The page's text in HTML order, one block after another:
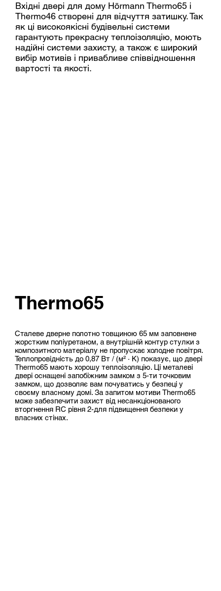
Вхідні двері для дому Hörmann Thermo65 і
Thermo46 створені для відчуття затишку. Так
як ці високоякісні будівельні системи
гарантують прекрасну теплоізоляцію, моють
надійні системи захисту, а також є широкий
вибір мотивів і привабливе співвідношення
вартості та якості.
Thermo65
Сталеве дверне полотно товщиною 65 мм заповнене
жорстким поліуретаном, а внутрішній контур стулки з
композитного матеріалу не пропускає холодне повітря.
Теплопровідність до 0,87 Вт / (м² · К) показує, що двері
Thermo65 мають хорошу теплоізоляцію. Ці металеві
двері оснащені запобіжним замком з 5-ти точковим
замком, що дозволяє вам почуватись у безпеці у
своєму власному домі. За запитом мотиви Thermo65
може забезпечити захист від несанкціонованого
вторгнення RC рівня 2-для підвищення безпеки у
власних стінах.